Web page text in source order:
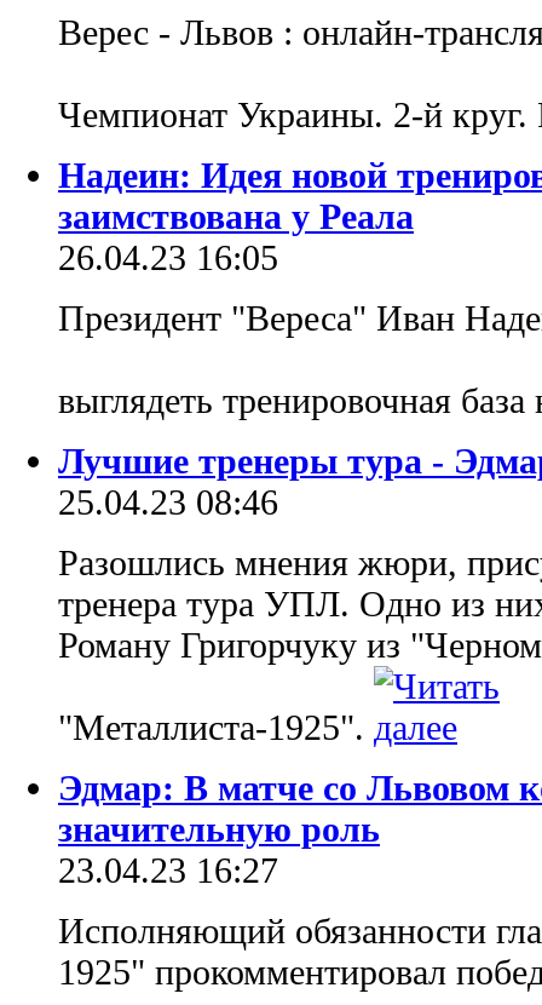
Верес - Львов : онлайн-
Чемпионат Украины. 2-й круг.
Надеин: Идея новой
заимствована у Реала
26.04.23 16:05
Президент "Вереса" Иван
выглядеть тренировочная
Лучшие тренеры тура -
25.04.23 08:46
Разошлись мнения жюри,
тренера тура УПЛ. Одно из
Роману Григорчуку из
"Металлиста-1925".
Эдмар: В матче со Львовом
значительную роль
23.04.23 16:27
Исполняющий обязанности
1925" прокомментировал